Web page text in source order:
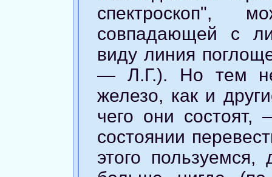
спектроскоп",
совпадающей с
виду линия
— Л.Г.). Но тем
железо, как и
чего они
состоянии
этого